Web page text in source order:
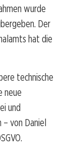
wurde
Der
hat die
technische
neue
und
von Daniel